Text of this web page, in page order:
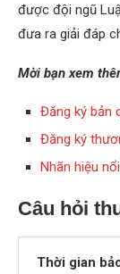
được đội ngũ
đưa ra giải đáp
Mời bạn xem
Đăng ký bản
Đăng ký
Nhãn hiệu
Câu hỏi
Thời gian